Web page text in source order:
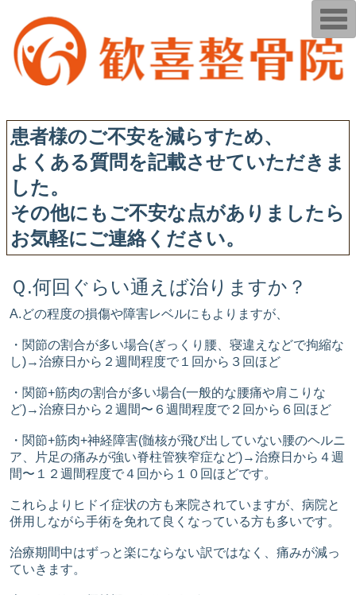
患者様のご不安を減らすため、
よくある質問を記載させていただきま
した。
その他にもご不安な点がありましたら
お気軽にご連絡ください。
Ｑ.何回ぐらい通えば治りますか？
A.どの程度の損傷や障害レベルにもよりますが、
・関節の割合が多い場合(ぎっくり腰、寝違えなどで拘縮な
し)→治療日から２週間程度で１回から３回ほど
・関節+筋肉の割合が多い場合(一般的な腰痛や肩こりな
ど)→治療日から２週間〜６週間程度で２回から６回ほど
・関節+筋肉+神経障害(髄核が飛び出していない腰のヘルニ
ア、片足の痛みが強い脊柱管狭窄症など)→治療日から４週
間〜１２週間程度で４回から１０回ほどです。
これらよりヒドイ症状の方も来院されていますが、病院と
併用しながら手術を免れて良くなっている方も多いです。
治療期間中はずっと楽にならない訳ではなく、痛みが減っ
ていきます。
T
o
g
g
l
e
i
t
i